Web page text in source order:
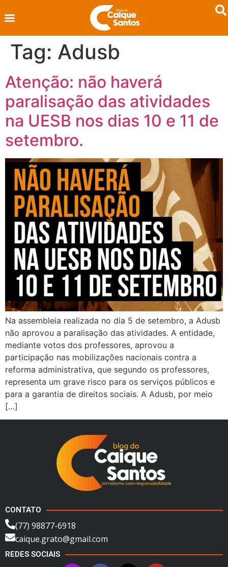
Tag: Adusb
Atenção: não haverá
paralisação das atividades
na UESB nos dias 10 e 11 de
setembro.
Na assembleia realizada no dia 5 de setembro, a Adusb
não aprovou a paralisação das atividades. A entidade,
mediante votos dos professores, aprovou a
participação nas mobilizações nacionais contra a
reforma administrativa, que segundo os professores,
representa um grave risco para os serviços públicos e
para a garantia de direitos sociais. A Adusb, por meio
[…]
CONTATO
(77) 98877-6918
caique.grato@gmail.com
REDES SOCIAIS